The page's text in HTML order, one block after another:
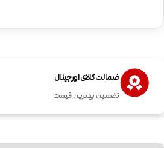
ضمانت کالای اورجینال
تضمین بهترین قیمت